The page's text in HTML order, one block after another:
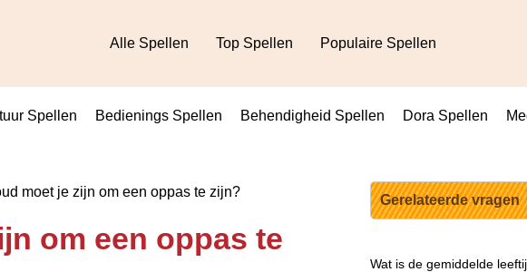
Alle Spellen Top Spellen Populaire Spellen
Spellen Bedienings Spellen Behendigheid Spellen Dora Spellen
moet je zijn om een oppas te zijn?
om een oppas te
Gerelateerde vragen
Wat is de gemiddelde